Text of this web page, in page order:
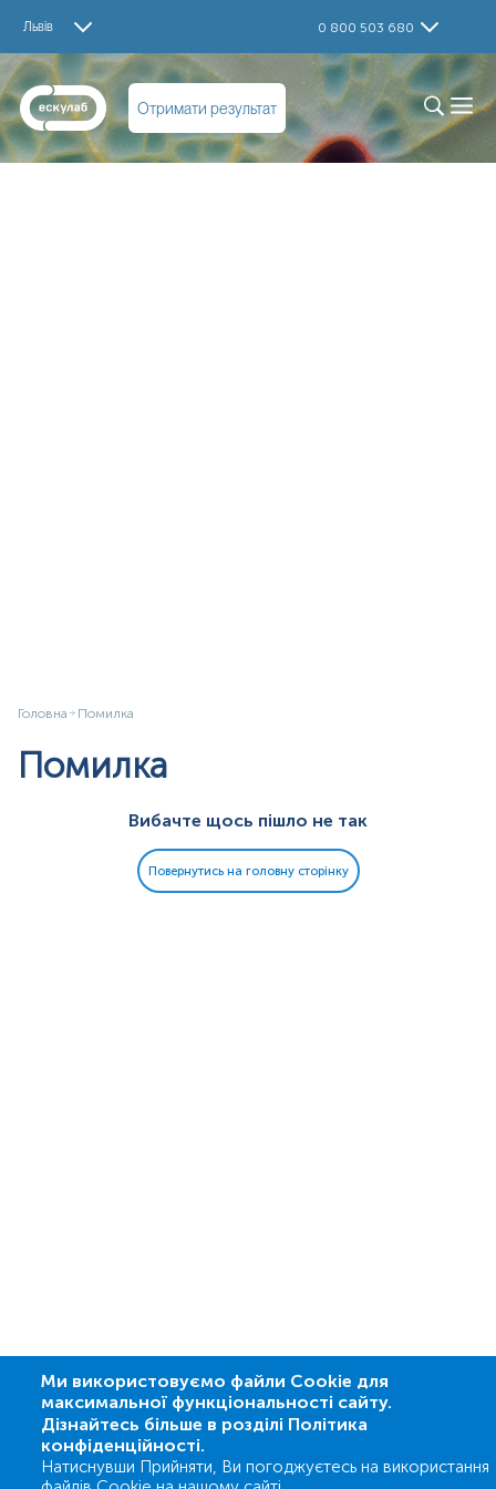
Львів 0 800 503 680
Отримати результат
Головна Помилка
Помилка
Вибачте щось пішло не так
Повернутись на головну сторінку
Ми використовуємо файли Cookie для
максимальної функціональності сайту.
Дізнайтесь більше в розділі Політика
конфіденційності.
Натиснувши Прийняти, Ви погоджуєтесь на використання